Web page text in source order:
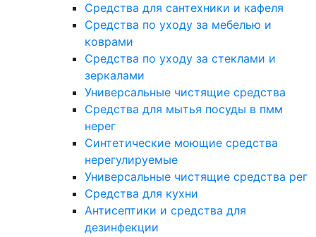
Средства для сантехники и кафеля
Средства по уходу за мебелью и
коврами
Средства по уходу за стеклами и
зеркалами
Универсальные чистящие средства
Средства для мытья посуды в пмм
нерег
Синтетические моющие средства
нерегулируемые
Универсальные чистящие средства рег
Средства для кухни
Антисептики и средства для
дезинфекции